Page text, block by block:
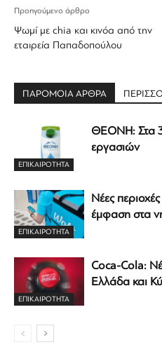
Προηγούμενο άρθρο
Ψωμί με chia και κινόα από την
εταιρεία Παπαδοπούλου
ΠΑΡΟΜΟΙΑ ΑΡΘΡΑ
ΕΠΙΚΑΙΡΟΤΗΤΑ
ΘΕΟΝΗ: Στα
εργασιών
ΕΠΙΚΑΙΡΟΤΗΤΑ
Νέες
έμφαση στα
ΕΠΙΚΑΙΡΟΤΗΤΑ
Coca-Cola:
Ελλάδα και